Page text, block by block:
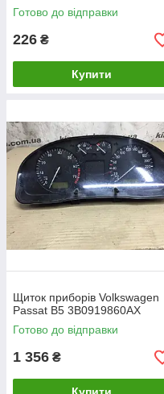
Готово до відправки
226 ₴
Купити
Щиток приборів Volkswagen
Passat B5 3B0919860AX
Готово до відправки
1 356 ₴